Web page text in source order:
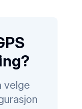
velge